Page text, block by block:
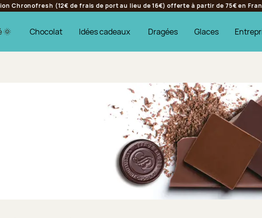
Chronofresh (12€ de frais de port au lieu de 16€) offerte à partir de 75€ en
🌞 Chocolat Idées cadeaux Dragées Glaces